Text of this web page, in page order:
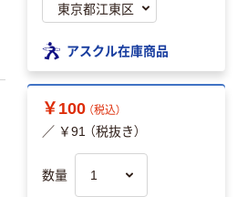
アスクル在庫商品
￥100 （税込）
／ ￥91 （税抜き）
数量